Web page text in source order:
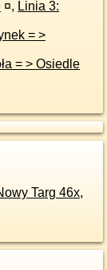
¤, Linia 3:
Targ 46x,